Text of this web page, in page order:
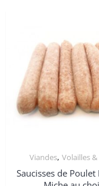
Viandes, Volailles
Saucisses de Poulet